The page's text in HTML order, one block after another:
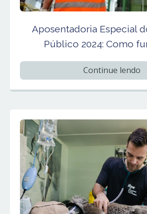
Aposentadoria Especial
Público 2024: Como
Continue lendo